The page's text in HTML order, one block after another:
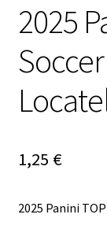
2025
1,25 €
2025 Panini